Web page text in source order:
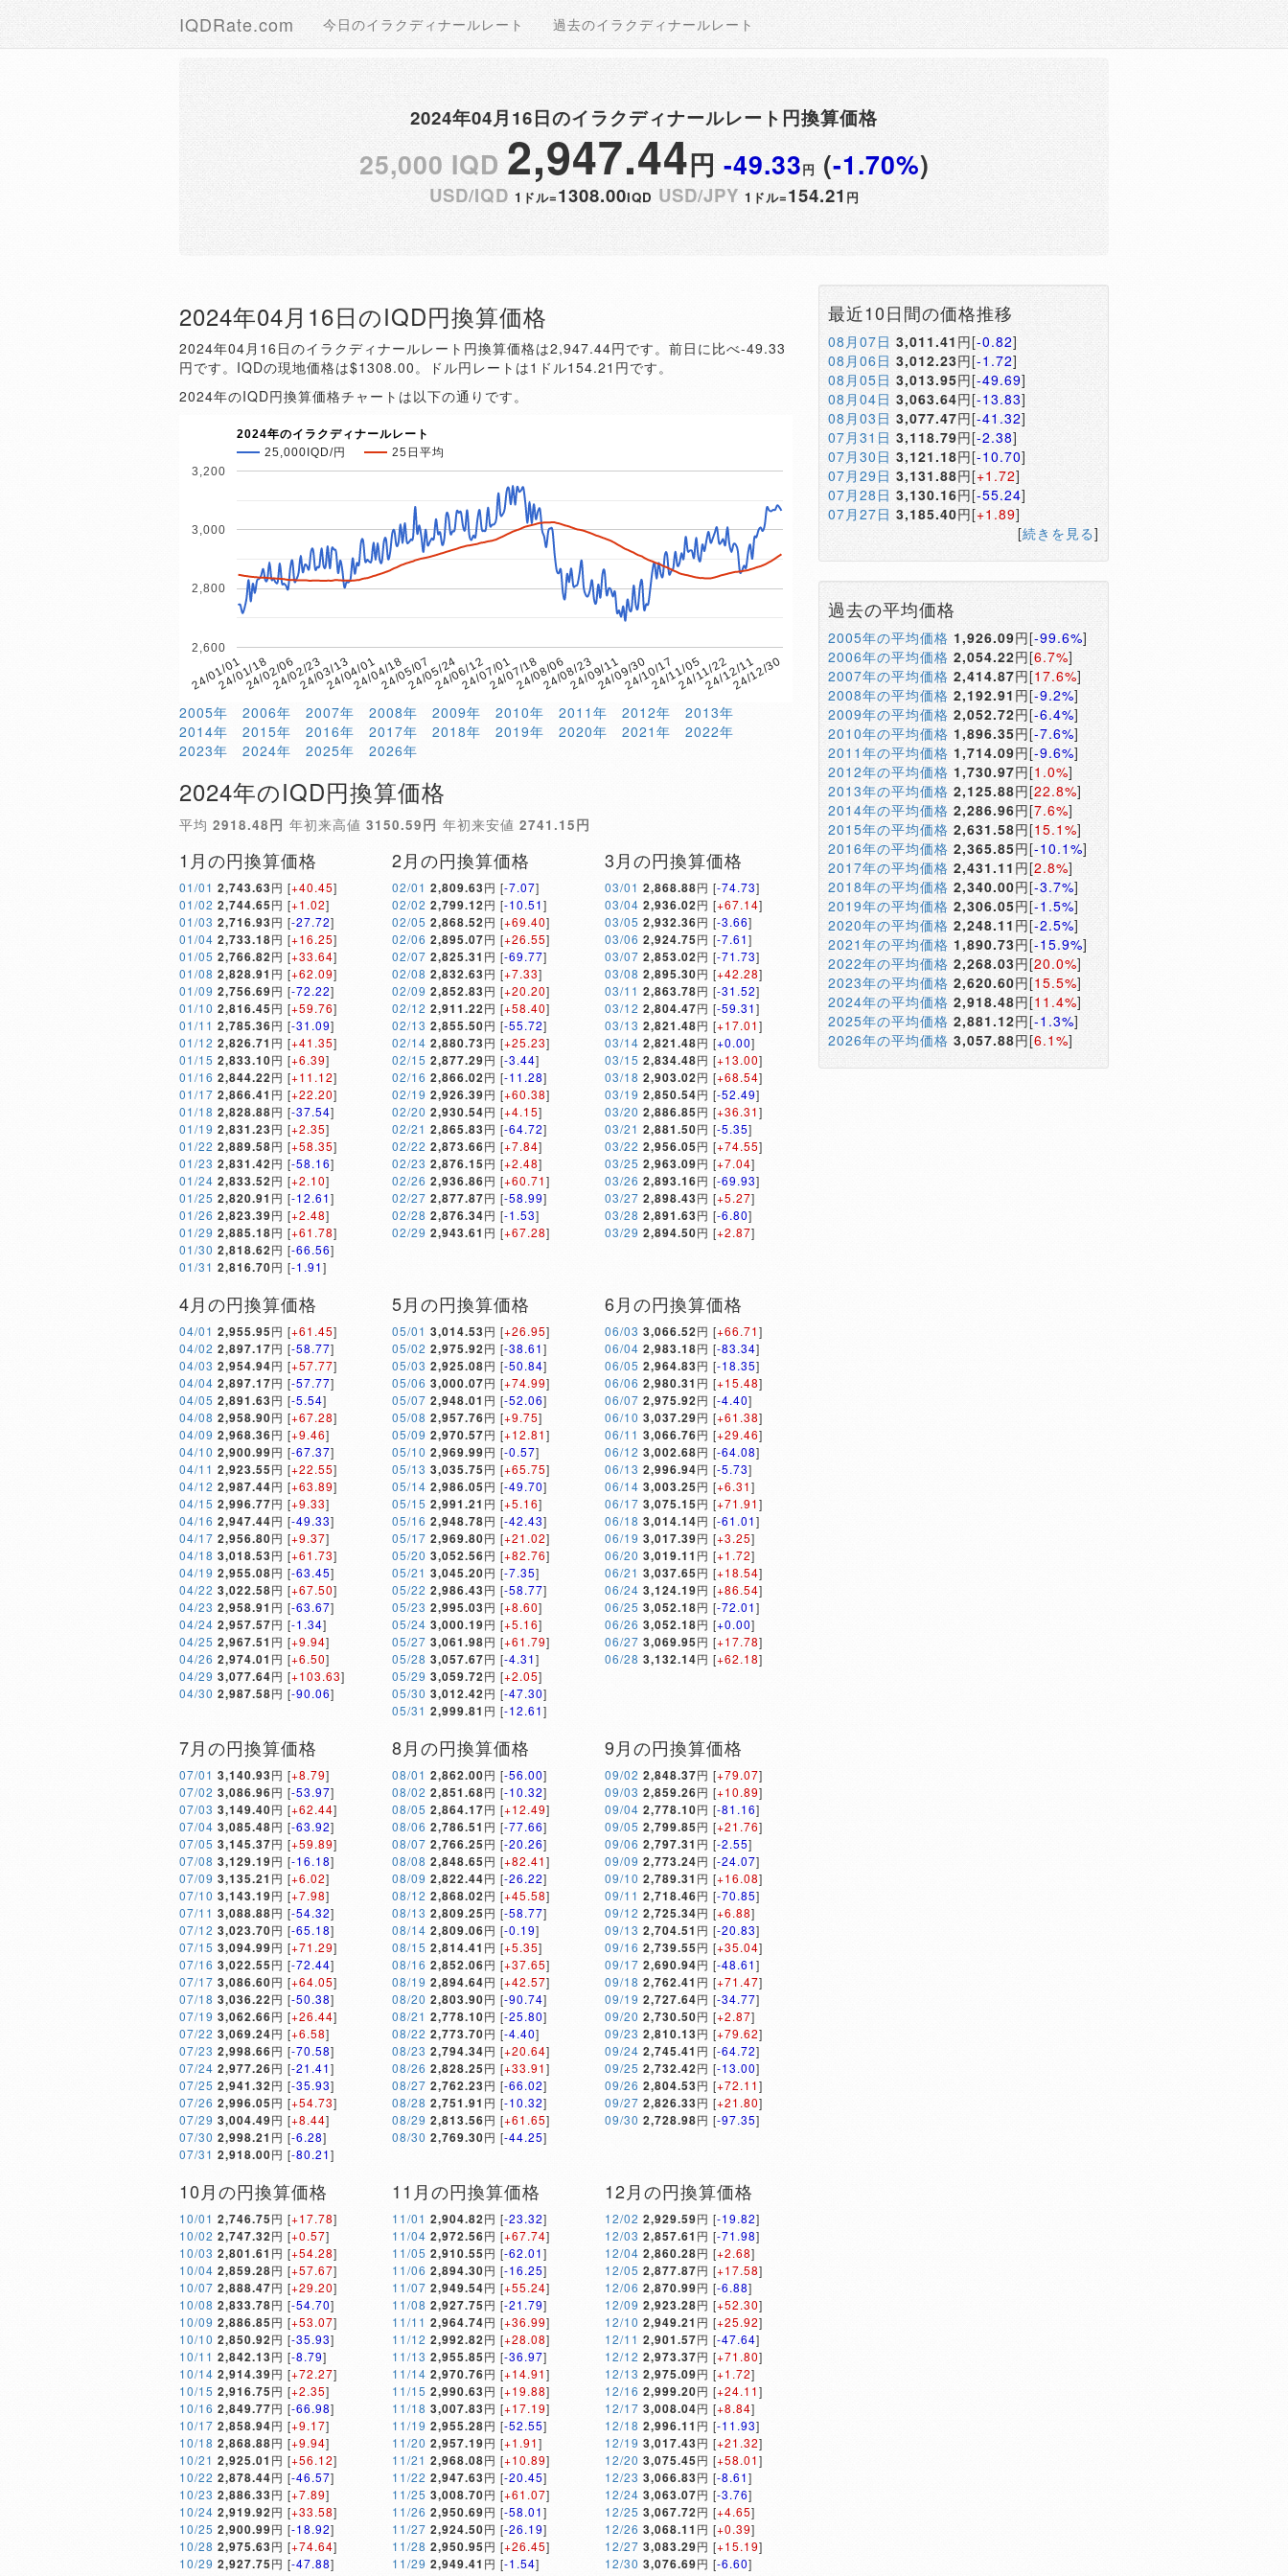
IQDRate.com 今日のイラクディナールレート 過去のイラクディナールレート
2024年04月16日のイラクディナールレート円換算価格
25,000 IQD 2,947.44円-49.33円 (-1.70%)
USD/IQD 1ドル=1308.00IQD USD/JPY 1ドル=154.21 円
2024年04月16日のIQD円換算価格
2024年04月16日のイラクディナールレート円換算価格は2,947.44円です。前日に比べ-49.33
円です。IQDの現地価格は$1308.00。ドル円レートは1ドル154.21円です。
2024年のIQD円換算価格チャートは以下の通りです。
2024年のイラクディナールレート
25,000IQD/円
25日平均
24/01/0124/01/1824/02/0624/02/2324/03/1324/04/0124/04/1824/05/0724/05/2424/06/1224/07/0124/07/1824/08/0624/08/2324/09/1124/09/3024/10/1724/11/0524/11/2224/12/1124/12/30
2,600
2,800
3,000
3,200
2005年 2006年 2007年 2008年 2009年 2010年 2011年 2012年
2013年
2014年
2015年 2016年 2017年 2018年 2019年 2020年 2021年
2022年
2023年
2024年 2025年 2026年
2024年のIQD円換算価格
平均 2918.48円 年初来高値 3150.59円 年初来安値 2741.15円
1月の円換算価格
01/01 2,743.63円 [+40.45]
01/02 2,744.65円 [+1.02]
01/03 2,716.93円 [-27.72]
01/04 2,733.18円 [+16.25]
01/05 2,766.82円 [+33.64]
01/08 2,828.91 円 [+62.09]
01/09 2,756.69円 [-72.22]
01/10 2,816.45円 [+59.76]
01/11 2,785.36円 [-31.09]
01/12 2,826.71 円 [+41.35]
01/15 2,833.10円 [+6.39]
01/16 2,844.22円 [+11.12]
01/17 2,866.41 円 [+22.20]
01/18 2,828.88円 [-37.54]
01/19 2,831.23円 [+2.35]
01/22 2,889.58円 [+58.35]
01/23 2,831.42円 [-58.16]
01/24 2,833.52円 [+2.10]
01/25 2,820.91 円 [-12.61]
01/26 2,823.39円 [+2.48]
01/29 2,885.18円 [+61.78]
01/30 2,818.62円 [-66.56]
01/31 2,816.70円 [-1.91]
2月の円換算価格
02/01 2,809.63円 [-7.07]
02/02 2,799.12円 [-10.51]
02/05 2,868.52円 [+69.40]
02/06 2,895.07円 [+26.55]
02/07 2,825.31 円 [-69.77]
02/08 2,832.63円 [+7.33]
02/09 2,852.83円 [+20.20]
02/12 2,911.22円 [+58.40]
02/13 2,855.50円 [-55.72]
02/14 2,880.73円 [+25.23]
02/15 2,877.29円 [-3.44]
02/16 2,866.02円 [-11.28]
02/19 2,926.39円 [+60.38]
02/20 2,930.54円 [+4.15]
02/21 2,865.83円 [-64.72]
02/22 2,873.66円 [+7.84]
02/23 2,876.15円 [+2.48]
02/26 2,936.86円 [+60.71]
02/27 2,877.87円 [-58.99]
02/28 2,876.34円 [-1.53]
02/29 2,943.61 円 [+67.28]
3月の円換算価格
03/01 2,868.88円 [-74.73]
03/04 2,936.02円 [+67.14]
03/05 2,932.36円 [-3.66]
03/06 2,924.75円 [-7.61]
03/07 2,853.02円 [-71.73]
03/08 2,895.30円 [+42.28]
03/11 2,863.78円 [-31.52]
03/12 2,804.47円 [-59.31]
03/13 2,821.48円 [+17.01]
03/14 2,821.48円 [+0.00]
03/15 2,834.48円 [+13.00]
03/18 2,903.02円 [+68.54]
03/19 2,850.54円 [-52.49]
03/20 2,886.85円 [+36.31]
03/21 2,881.50円 [-5.35]
03/22 2,956.05円 [+74.55]
03/25 2,963.09円 [+7.04]
03/26 2,893.16円 [-69.93]
03/27 2,898.43円 [+5.27]
03/28 2,891.63円 [-6.80]
03/29 2,894.50円 [+2.87]
4月の円換算価格
04/01 2,955.95円 [+61.45]
04/02 2,897.17円 [-58.77]
04/03 2,954.94円 [+57.77]
04/04 2,897.17円 [-57.77]
04/05 2,891.63円 [-5.54]
04/08 2,958.90円 [+67.28]
04/09 2,968.36円 [+9.46]
04/10 2,900.99円 [-67.37]
04/11 2,923.55円 [+22.55]
04/12 2,987.44円 [+63.89]
04/15 2,996.77円 [+9.33]
04/16 2,947.44円 [-49.33]
04/17 2,956.80円 [+9.37]
04/18 3,018.53円 [+61.73]
04/19 2,955.08円 [-63.45]
04/22 3,022.58円 [+67.50]
04/23 2,958.91 円 [-63.67]
04/24 2,957.57円 [-1.34]
04/25 2,967.51 円 [+9.94]
04/26 2,974.01 円 [+6.50]
04/29 3,077.64円 [+103.63]
04/30 2,987.58円 [-90.06]
5月の円換算価格
05/01 3,014.53円 [+26.95]
05/02 2,975.92円 [-38.61]
05/03 2,925.08円 [-50.84]
05/06 3,000.07円 [+74.99]
05/07 2,948.01 円 [-52.06]
05/08 2,957.76円 [+9.75]
05/09 2,970.57円 [+12.81]
05/10 2,969.99円 [-0.57]
05/13 3,035.75円 [+65.75]
05/14 2,986.05円 [-49.70]
05/15 2,991.21 円 [+5.16]
05/16 2,948.78円 [-42.43]
05/17 2,969.80円 [+21.02]
05/20 3,052.56円 [+82.76]
05/21 3,045.20円 [-7.35]
05/22 2,986.43円 [-58.77]
05/23 2,995.03円 [+8.60]
05/24 3,000.19円 [+5.16]
05/27 3,061.98円 [+61.79]
05/28 3,057.67円 [-4.31]
05/29 3,059.72円 [+2.05]
05/30 3,012.42円 [-47.30]
05/31 2,999.81 円 [-12.61]
6月の円換算価格
06/03 3,066.52円 [+66.71]
06/04 2,983.18円 [-83.34]
06/05 2,964.83円 [-18.35]
06/06 2,980.31 円 [+15.48]
06/07 2,975.92円 [-4.40]
06/10 3,037.29円 [+61.38]
06/11 3,066.76円 [+29.46]
06/12 3,002.68円 [-64.08]
06/13 2,996.94円 [-5.73]
06/14 3,003.25円 [+6.31]
06/17 3,075.15円 [+71.91]
06/18 3,014.14円 [-61.01]
06/19 3,017.39円 [+3.25]
06/20 3,019.11 円 [+1.72]
06/21 3,037.65円 [+18.54]
06/24 3,124.19円 [+86.54]
06/25 3,052.18円 [-72.01]
06/26 3,052.18円 [+0.00]
06/27 3,069.95円 [+17.78]
06/28 3,132.14円 [+62.18]
7月の円換算価格
07/01 3,140.93円 [+8.79]
07/02 3,086.96円 [-53.97]
07/03 3,149.40円 [+62.44]
07/04 3,085.48円 [-63.92]
07/05 3,145.37円 [+59.89]
07/08 3,129.19円 [-16.18]
07/09 3,135.21 円 [+6.02]
07/10 3,143.19円 [+7.98]
07/11 3,088.88円 [-54.32]
07/12 3,023.70円 [-65.18]
07/15 3,094.99円 [+71.29]
07/16 3,022.55円 [-72.44]
07/17 3,086.60円 [+64.05]
07/18 3,036.22円 [-50.38]
07/19 3,062.66円 [+26.44]
07/22 3,069.24円 [+6.58]
07/23 2,998.66円 [-70.58]
07/24 2,977.26円 [-21.41]
07/25 2,941.32円 [-35.93]
07/26 2,996.05円 [+54.73]
07/29 3,004.49円 [+8.44]
07/30 2,998.21 円 [-6.28]
07/31 2,918.00円 [-80.21]
8月の円換算価格
08/01 2,862.00円 [-56.00]
08/02 2,851.68円 [-10.32]
08/05 2,864.17円 [+12.49]
08/06 2,786.51 円 [-77.66]
08/07 2,766.25円 [-20.26]
08/08 2,848.65円 [+82.41]
08/09 2,822.44円 [-26.22]
08/12 2,868.02円 [+45.58]
08/13 2,809.25円 [-58.77]
08/14 2,809.06円 [-0.19]
08/15 2,814.41 円 [+5.35]
08/16 2,852.06円 [+37.65]
08/19 2,894.64円 [+42.57]
08/20 2,803.90円 [-90.74]
08/21 2,778.10円 [-25.80]
08/22 2,773.70円 [-4.40]
08/23 2,794.34円 [+20.64]
08/26 2,828.25円 [+33.91]
08/27 2,762.23円 [-66.02]
08/28 2,751.91 円 [-10.32]
08/29 2,813.56円 [+61.65]
08/30 2,769.30円 [-44.25]
9月の円換算価格
09/02 2,848.37円 [+79.07]
09/03 2,859.26円 [+10.89]
09/04 2,778.10円 [-81.16]
09/05 2,799.85円 [+21.76]
09/06 2,797.31 円 [-2.55]
09/09 2,773.24円 [-24.07]
09/10 2,789.31 円 [+16.08]
09/11 2,718.46円 [-70.85]
09/12 2,725.34円 [+6.88]
09/13 2,704.51 円 [-20.83]
09/16 2,739.55円 [+35.04]
09/17 2,690.94円 [-48.61]
09/18 2,762.41 円 [+71.47]
09/19 2,727.64円 [-34.77]
09/20 2,730.50円 [+2.87]
09/23 2,810.13円 [+79.62]
09/24 2,745.41 円 [-64.72]
09/25 2,732.42円 [-13.00]
09/26 2,804.53円 [+72.11]
09/27 2,826.33円 [+21.80]
09/30 2,728.98円 [-97.35]
10月の円換算価格
10/01 2,746.75円 [+17.78]
10/02 2,747.32円 [+0.57]
10/03 2,801.61 円 [+54.28]
10/04 2,859.28円 [+57.67]
10/07 2,888.47円 [+29.20]
10/08 2,833.78円 [-54.70]
10/09 2,886.85円 [+53.07]
10/10 2,850.92円 [-35.93]
10/11 2,842.13円 [-8.79]
10/14 2,914.39円 [+72.27]
10/15 2,916.75円 [+2.35]
10/16 2,849.77円 [-66.98]
10/17 2,858.94円 [+9.17]
10/18 2,868.88円 [+9.94]
10/21 2,925.01 円 [+56.12]
10/22 2,878.44円 [-46.57]
10/23 2,886.33円 [+7.89]
10/24 2,919.92円 [+33.58]
10/25 2,900.99円 [-18.92]
10/28 2,975.63円 [+74.64]
10/29 2,927.75円 [-47.88]
11月の円換算価格
11/01 2,904.82円 [-23.32]
11/04 2,972.56円 [+67.74]
11/05 2,910.55円 [-62.01]
11/06 2,894.30円 [-16.25]
11/07 2,949.54円 [+55.24]
11/08 2,927.75円 [-21.79]
11/11 2,964.74円 [+36.99]
11/12 2,992.82円 [+28.08]
11/13 2,955.85円 [-36.97]
11/14 2,970.76円 [+14.91]
11/15 2,990.63円 [+19.88]
11/18 3,007.83円 [+17.19]
11/19 2,955.28円 [-52.55]
11/20 2,957.19円 [+1.91]
11/21 2,968.08円 [+10.89]
11/22 2,947.63円 [-20.45]
11/25 3,008.70円 [+61.07]
11/26 2,950.69円 [-58.01]
11/27 2,924.50円 [-26.19]
11/28 2,950.95円 [+26.45]
11/29 2,949.41 円 [-1.54]
12月の円換算価格
12/02 2,929.59円 [-19.82]
12/03 2,857.61 円 [-71.98]
12/04 2,860.28円 [+2.68]
12/05 2,877.87円 [+17.58]
12/06 2,870.99円 [-6.88]
12/09 2,923.28円 [+52.30]
12/10 2,949.21 円 [+25.92]
12/11 2,901.57円 [-47.64]
12/12 2,973.37円 [+71.80]
12/13 2,975.09円 [+1.72]
12/16 2,999.20円 [+24.11]
12/17 3,008.04円 [+8.84]
12/18 2,996.11 円 [-11.93]
12/19 3,017.43円 [+21.32]
12/20 3,075.45円 [+58.01]
12/23 3,066.83円 [-8.61]
12/24 3,063.07円 [-3.76]
12/25 3,067.72円 [+4.65]
12/26 3,068.11 円 [+0.39]
12/27 3,083.29円 [+15.19]
12/30 3,076.69円 [-6.60]
最近10日間の価格推移
08月07日 3,011.41 円[-0.82]
08月06日 3,012.23円[-1.72]
08月05日 3,013.95円[-49.69]
08月04日 3,063.64円[-13.83]
08月03日 3,077.47円[-41.32]
07月31日 3,118.79円[-2.38]
07月30日 3,121.18円[-10.70]
07月29日 3,131.88円[+1.72]
07月28日 3,130.16円[-55.24]
07月27日 3,185.40円[+1.89]
[続きを見る]
過去の平均価格
2005年の平均価格 1,926.09円[-99.6%]
2006年の平均価格 2,054.22円[6.7%]
2007年の平均価格 2,414.87円[17.6%]
2008年の平均価格 2,192.91 円[-9.2%]
2009年の平均価格 2,052.72円[-6.4%]
2010年の平均価格 1,896.35円[-7.6%]
2011年の平均価格 1,714.09円[-9.6%]
2012年の平均価格 1,730.97円[1.0%]
2013年の平均価格 2,125.88円[22.8%]
2014年の平均価格 2,286.96円[7.6%]
2015年の平均価格 2,631.58円[15.1%]
2016年の平均価格 2,365.85円[-10.1%]
2017年の平均価格 2,431.11 円[2.8%]
2018年の平均価格 2,340.00円[-3.7%]
2019年の平均価格 2,306.05円[-1.5%]
2020年の平均価格 2,248.11 円[-2.5%]
2021年の平均価格 1,890.73円[-15.9%]
2022年の平均価格 2,268.03円[20.0%]
2023年の平均価格 2,620.60円[15.5%]
2024年の平均価格 2,918.48円[11.4%]
2025年の平均価格 2,881.12円[-1.3%]
2026年の平均価格 3,057.88円[6.1%]